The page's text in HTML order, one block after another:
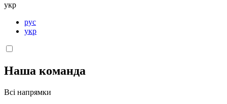
укр
рус
укр
Наша команда
Всі напрямки